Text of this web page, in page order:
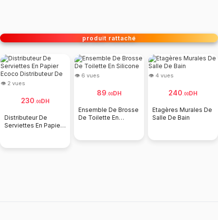
produit rattaché
👁 2 vues
230 00DH
Distributeur De
Serviettes En Papier
👁 6 vues
89 00DH
Ensemble De Brosse
De Toilette En
👁 4 vues
240 00DH
Etagères Murales De
Salle De Bain